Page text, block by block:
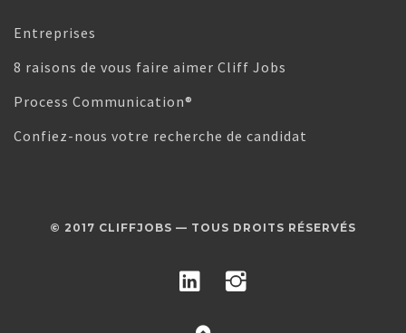
Entreprises
8 raisons de vous faire aimer Cliff Jobs
Process Communication®
Confiez-nous votre recherche de candidat
© 2017 CLIFFJOBS — TOUS DROITS RÉSERVÉS
Linked In